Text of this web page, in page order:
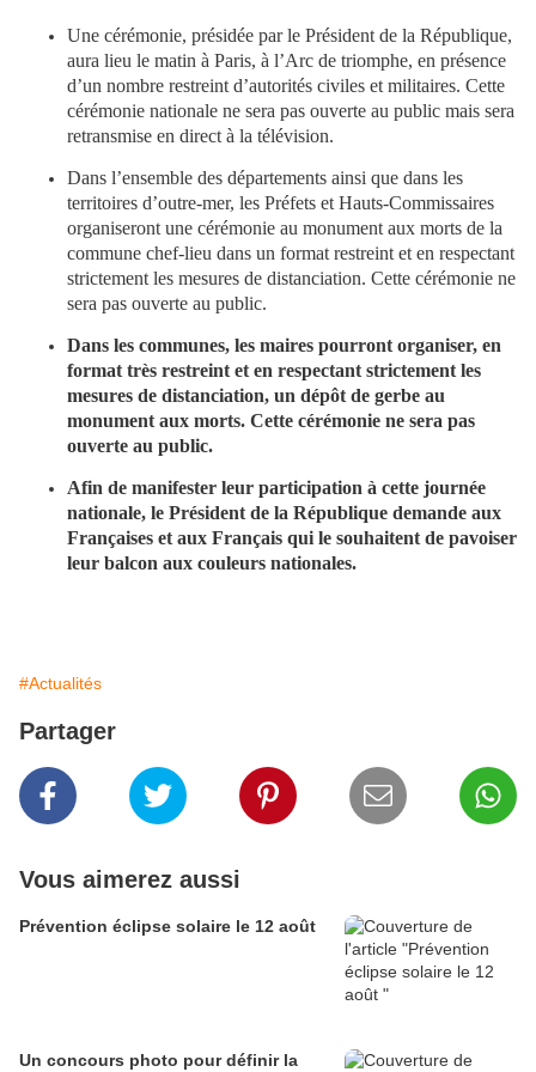
Une cérémonie, présidée par le Président de la République,
aura lieu le matin à Paris, à l’Arc de triomphe, en présence
d’un nombre restreint d’autorités civiles et militaires. Cette
cérémonie nationale ne sera pas ouverte au public mais sera
retransmise en direct à la télévision.
Dans l’ensemble des départements ainsi que dans les
territoires d’outre-mer, les Préfets et Hauts-Commissaires
organiseront une cérémonie au monument aux morts de la
commune chef-lieu dans un format restreint et en respectant
strictement les mesures de distanciation. Cette cérémonie ne
sera pas ouverte au public.
Dans les communes, les maires pourront organiser, en
format très restreint et en respectant strictement les
mesures de distanciation, un dépôt de gerbe au
monument aux morts. Cette cérémonie ne sera pas
ouverte au public.
Afin de manifester leur participation à cette journée
nationale, le Président de la République demande aux
Françaises et aux Français qui le souhaitent de pavoiser
leur balcon aux couleurs nationales.
#Actualités
Partager
Vous aimerez aussi
Prévention éclipse solaire le 12 août
Un concours photo pour définir la